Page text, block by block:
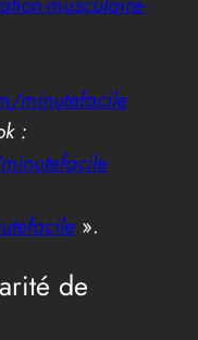
minutefacile
:
».
de